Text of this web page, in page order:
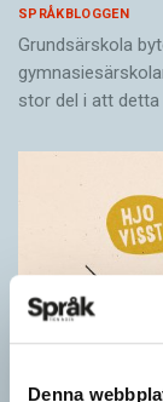
Denna
SPRÅKBLOGGEN
Grundsärskola
stor del i att